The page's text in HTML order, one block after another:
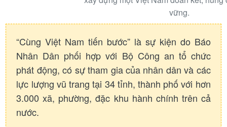
vững.
“Cùng Việt Nam tiến bước” là sự kiện do Báo
Nhân Dân phối hợp với Bộ Công an tổ chức
phát động, có sự tham gia của nhân dân và các
lực lượng vũ trang tại 34 tỉnh, thành phố với hơn
3.000 xã, phường, đặc khu hành chính trên cả
nước.